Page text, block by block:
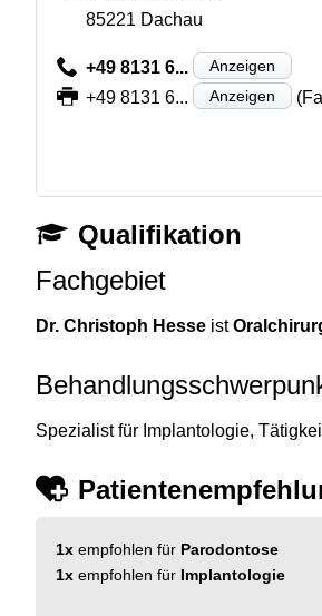
85221 Dachau
+49 8131 6... Anzeigen
+49 8131 6... Anzeigen
Qualifikation
Fachgebiet
Dr. Christoph Hesse ist
Spezialist für Implantologie,
1x empfohlen für Parodontose
1x empfohlen für Implantologie